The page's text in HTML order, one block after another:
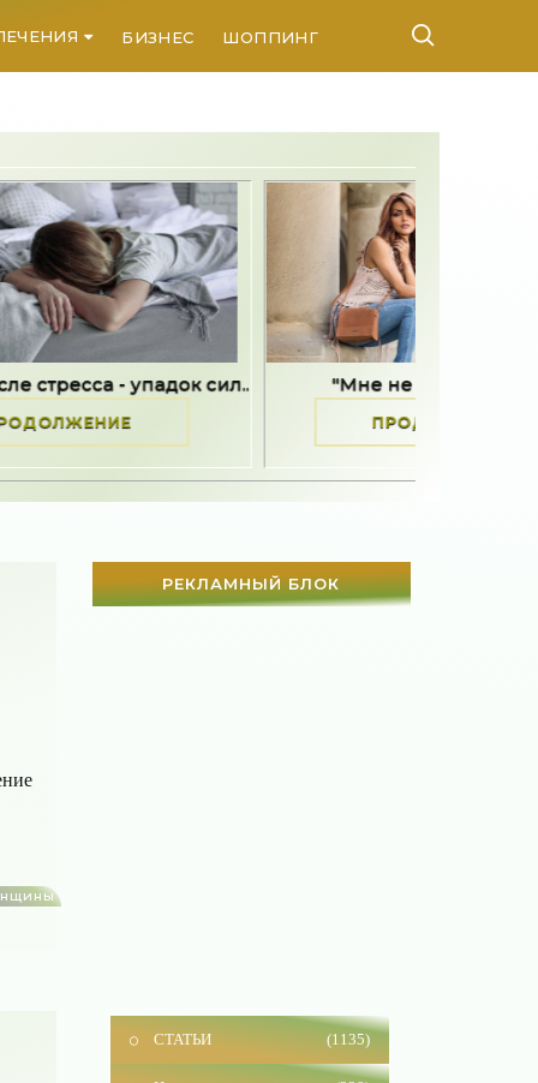
БИЗНЕС ШОППИНГ
сил.. "Мне не хотелось жить" -..
ПРОДОЛЖЕНИЕ
РЕКЛАМНЫЙ БЛОК
СТАТЬИ (1135)
Истории из жизни (228)